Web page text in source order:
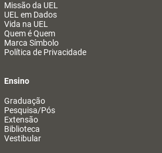
Missão da UEL
UEL em Dados
Vida na UEL
Quem é Quem
Marca Símbolo
Política de Privacidade
Ensino
Graduação
Pesquisa/Pós
Extensão
Biblioteca
Vestibular